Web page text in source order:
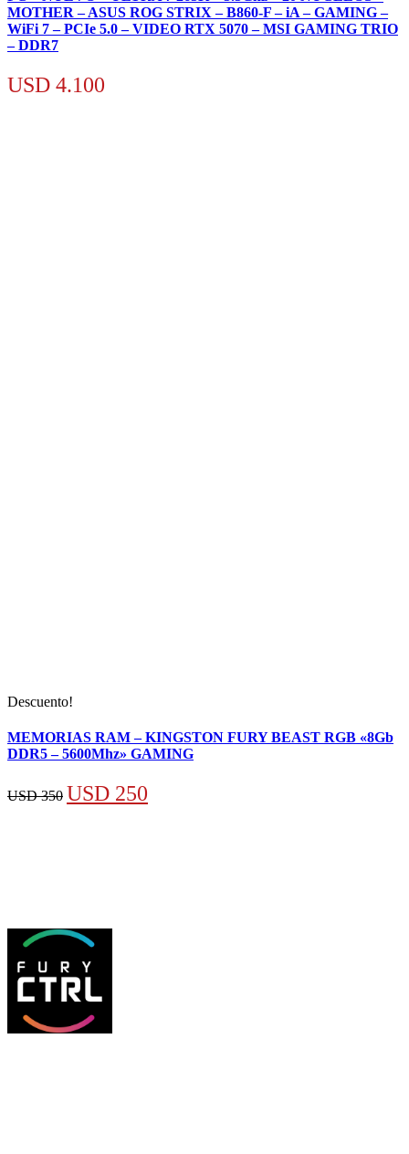
MOTHER – ASUS ROG STRIX – B860-F – iA – GAMING –
WiFi 7 – PCIe 5.0 – VIDEO RTX 5070 – MSI GAMING TRIO
– DDR7
USD 4.100
Descuento!
MEMORIAS RAM – KINGSTON FURY BEAST RGB «8Gb
DDR5 – 5600Mhz» GAMING
USD350 El
USD 250